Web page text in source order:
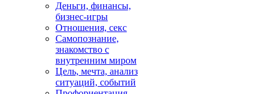
Деньги, финансы,
бизнес-игры
Отношения, секс
Самопознание,
знакомство с
внутренним миром
Цель, мечта, анализ
ситуаций, событий